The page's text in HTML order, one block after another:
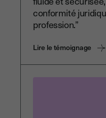
conformité
profession.”
Lire le témoignage